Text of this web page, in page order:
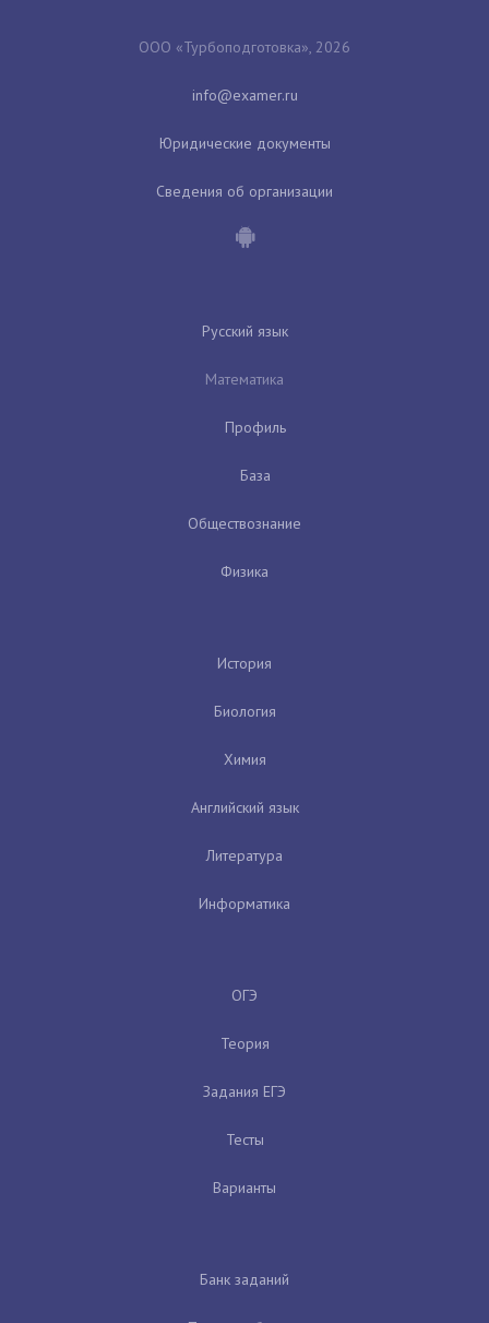
ООО «Турбоподготовка», 2026
Юридические документы
Сведения об организации
Русский язык
Математика
Профиль
База
Обществознание
Физика
История
Биология
Химия
Английский язык
Литература
Информатика
ОГЭ
Теория
Задания ЕГЭ
Тесты
Варианты
Банк заданий